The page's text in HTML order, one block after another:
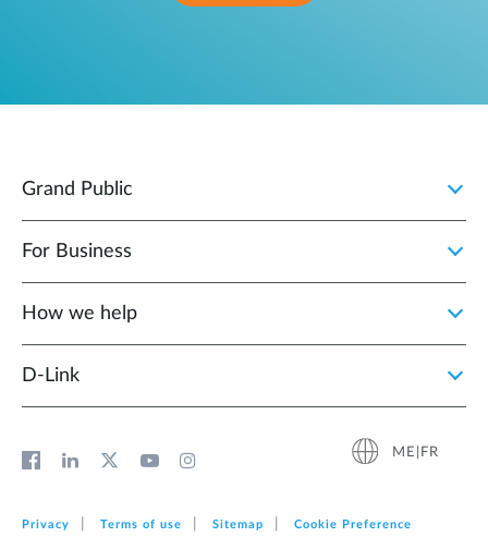
Grand Public
For Business
How we help
D‑Link
ME|FR
Privacy Terms of use Sitemap Cookie Preference